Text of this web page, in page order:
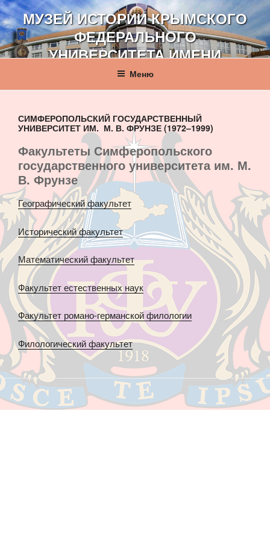
Перейти
к
содержимому
МУЗЕЙ ИСТОРИИ КРЫМСКОГО
ФЕДЕРАЛЬНОГО
УНИВЕРСИТЕТА ИМЕНИ
В. И. ВЕРНАДСКОГО
Меню
СИМФЕРОПОЛЬСКИЙ ГОСУДАРСТВЕННЫЙ
УНИВЕРСИТЕТ ИМ. М. В. ФРУНЗЕ (1972–1999)
Факультеты Симферопольского
государственного университета им. М.
В. Фрунзе
Географический факультет
Исторический факультет
Математический факультет
Факультет естественных наук
Факультет романо-германской филологии
Филологический факультет